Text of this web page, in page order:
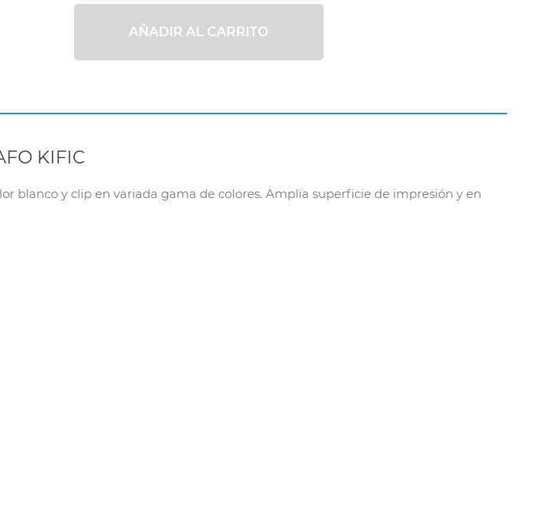
AÑADIR AL CARRITO
KIFIC
blanco y clip en variada gama de colores. Amplia superficie de impresión y en